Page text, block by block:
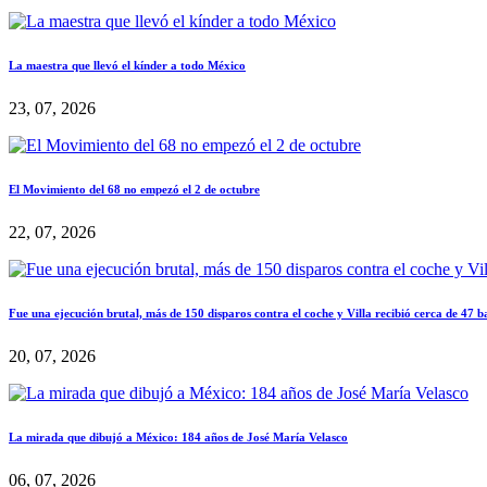
La maestra que llevó el kínder a todo México
23, 07, 2026
El Movimiento del 68 no empezó el 2 de octubre
22, 07, 2026
Fue una ejecución brutal, más de 150 disparos contra el coche y Villa recibió cerca de 47
20, 07, 2026
La mirada que dibujó a México: 184 años de José María Velasco
06, 07, 2026